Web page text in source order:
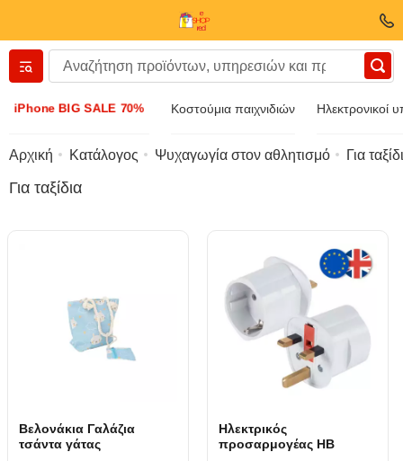
iPhone BIG SALE 70% Κοστούμια παιχνιδιών Ηλεκτρονικοί
Вернуться назад
Εξαρτήματα
Κοσμήματα
Ρολόι χειρός
Αρχική Κατάλογος Ψυχαγωγία στον αθλητισμό Για
Για ταξίδια
Βελονάκια Γαλάζια
τσάντα γάτας
Ηλεκτρικός
προσαρμογέας ΗΒ